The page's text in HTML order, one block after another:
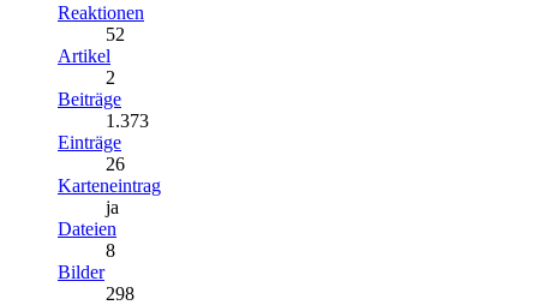
Reaktionen
52
Artikel
2
Beiträge
1.373
Einträge
26
Karteneintrag
ja
Dateien
8
Bilder
298